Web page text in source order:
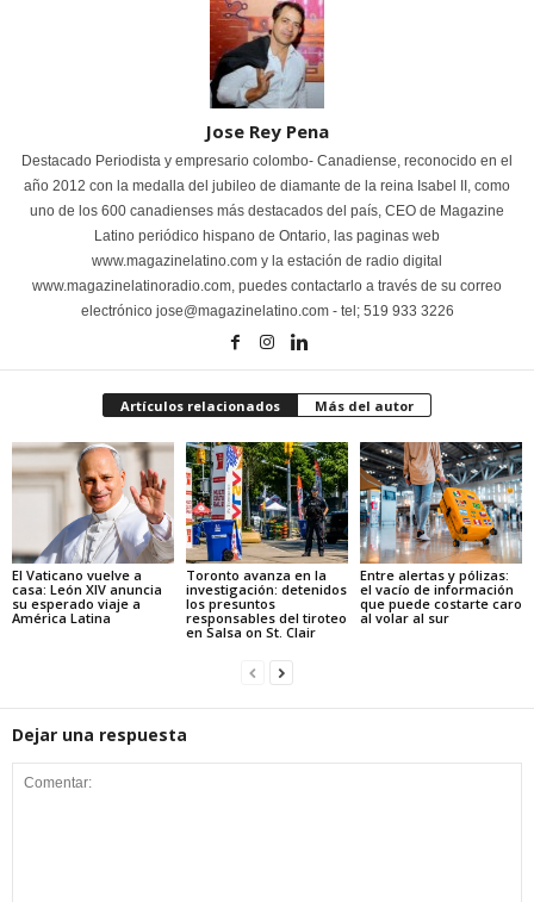
Jose Rey Pena
Destacado Periodista y empresario colombo- Canadiense, reconocido en el
año 2012 con la medalla del jubileo de diamante de la reina Isabel II, como
uno de los 600 canadienses más destacados del país, CEO de Magazine
Latino periódico hispano de Ontario, las paginas web
www.magazinelatino.com y la estación de radio digital
www.magazinelatinoradio.com, puedes contactarlo a través de su correo
electrónico jose@magazinelatino.com - tel; 519 933 3226
Artículos relacionados Más del autor
El Vaticano vuelve a
casa: León XIV anuncia
su esperado viaje a
América Latina
Toronto avanza en la
investigación: detenidos
los presuntos
responsables del tiroteo
en Salsa on St. Clair
Entre alertas y pólizas:
el vacío de información
que puede costarte caro
al volar al sur
Dejar una respuesta